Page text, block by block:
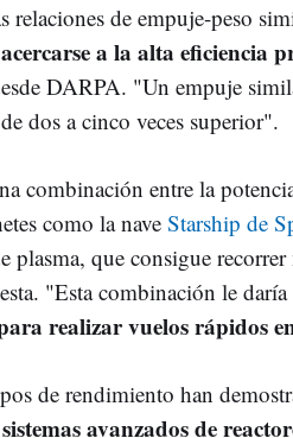
relaciones de empuje-peso
acercarse a la alta eficiencia
DARPA. "Un empuje
dos a cinco veces superior".
combinación entre la
como la nave Starship de
plasma, que consigue
"Esta combinación le
realizar vuelos rápidos
de rendimiento han
sistemas avanzados de